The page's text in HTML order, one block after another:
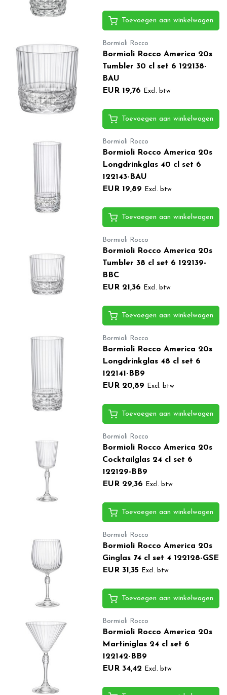
Toevoegen aan winkelwagen
Bormioli Rocco
Bormioli Rocco America 20s
Tumbler 30 cl set 6 122138-
BAU
EUR 19,76
Excl. btw
Toevoegen aan winkelwagen
Bormioli Rocco
Bormioli Rocco America 20s
Longdrinkglas 40 cl set 6
122143-BAU
EUR 19,89
Excl. btw
Toevoegen aan winkelwagen
Bormioli Rocco
Bormioli Rocco America 20s
Tumbler 38 cl set 6 122139-
BBC
EUR 21,36
Excl. btw
Toevoegen aan winkelwagen
Bormioli Rocco
Bormioli Rocco America 20s
Longdrinkglas 48 cl set 6
122141-BB9
EUR 20,89
Excl. btw
Toevoegen aan winkelwagen
Bormioli Rocco
Bormioli Rocco America 20s
Cocktailglas 24 cl set 6
122129-BB9
EUR 29,36
Excl. btw
Toevoegen aan winkelwagen
Bormioli Rocco
Bormioli Rocco America 20s
Ginglas 74 cl set 4 122128-GSE
EUR 31,35
Excl. btw
Toevoegen aan winkelwagen
Bormioli Rocco
Bormioli Rocco America 20s
Martiniglas 24 cl set 6
122142-BB9
EUR 34,42
Excl. btw